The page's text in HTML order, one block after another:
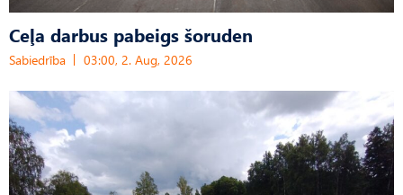
Ceļa darbus pabeigs šoruden
Sabiedrība 03:00, 2. Aug, 2026